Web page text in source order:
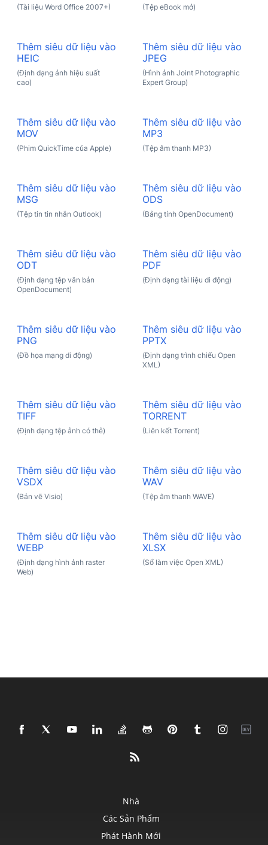
(Tài liệu Word Office 2007+) (Tệp eBook mở)
Thêm siêu dữ liệu vào
HEIC
(Định dạng ảnh hiệu suất
cao)
Thêm siêu dữ liệu vào
JPEG
(Hình ảnh Joint Photographic
Expert Group)
Thêm siêu dữ liệu vào
MOV
(Phim QuickTime của Apple)
Thêm siêu dữ liệu vào
MP3
(Tệp âm thanh MP3)
Thêm siêu dữ liệu vào
MSG
(Tệp tin tin nhắn Outlook)
Thêm siêu dữ liệu vào
ODS
(Bảng tính OpenDocument)
Thêm siêu dữ liệu vào
ODT
(Định dạng tệp văn bản
OpenDocument)
Thêm siêu dữ liệu vào
PDF
(Định dạng tài liệu di động)
Thêm siêu dữ liệu vào
PNG
(Đồ họa mạng di động)
Thêm siêu dữ liệu vào
PPTX
(Định dạng trình chiếu Open
XML)
Thêm siêu dữ liệu vào
TIFF
(Định dạng tệp ảnh có thẻ)
Thêm siêu dữ liệu vào
TORRENT
(Liên kết Torrent)
Thêm siêu dữ liệu vào
VSDX
(Bản vẽ Visio)
Thêm siêu dữ liệu vào
WAV
(Tệp âm thanh WAVE)
Thêm siêu dữ liệu vào
WEBP
(Định dạng hình ảnh raster
Web)
Thêm siêu dữ liệu vào
XLSX
(Sổ làm việc Open XML)
Nhà
Các Sản Phẩm
Phát Hành Mới